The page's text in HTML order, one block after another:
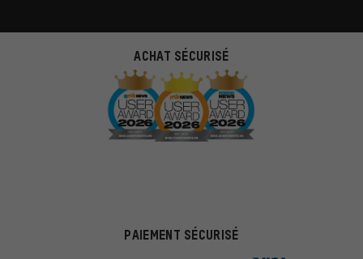
ACHAT SÉCURISÉ
PAIEMENT SÉCURISÉ